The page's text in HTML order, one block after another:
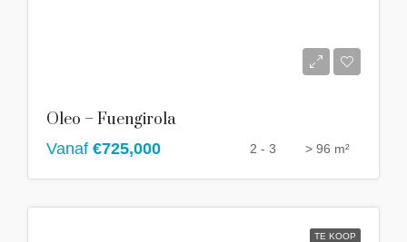
Oleo – Fuengirola
Vanaf €725,000 2 - 3 > 96 m²
TE KOOP